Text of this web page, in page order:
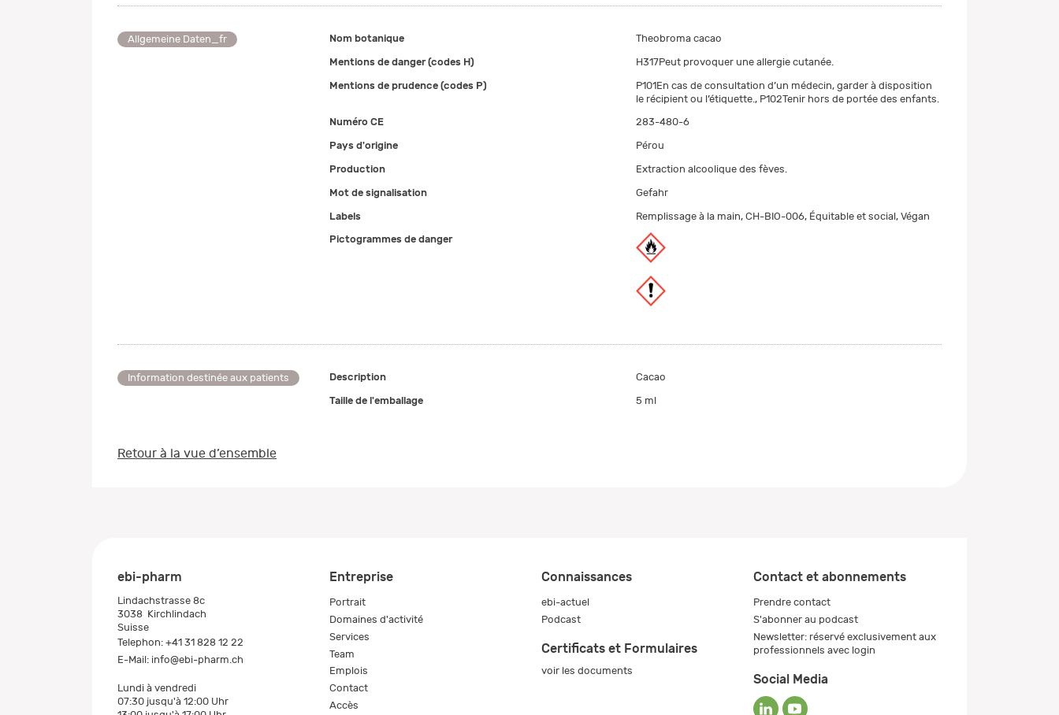
Allgemeine Daten_fr Nom botanique
Theobroma cacao
Mentions de danger (codes H)
H317Peut provoquer une allergie cutanée.
Mentions de prudence (codes P)
P101En cas de consultation d’un médecin, garder à disposition
le récipient ou l’étiquette., P102Tenir hors de portée des enfants.
Numéro CE
283-480-6
Pays d'origine
Pérou
Production
Extraction alcoolique des fèves.
Mot de signalisation
Gefahr
Labels
Remplissage à la main, CH-BIO-006, Équitable et social, Végan
Pictogrammes de danger
Information destinée aux patients Description
Cacao
Taille de l'emballage
5 ml
Retour à la vue d’ensemble
ebi-pharm
Lindachstrasse 8c
3038 Kirchlindach
Suisse
Telephon: +41 31 828 12 22
E-Mail: info@ebi-pharm.ch
Lundi à vendredi
07:30 jusqu'à 12:00 Uhr
Entreprise
Portrait
Domaines d'activité
Services
Team
Emplois
Contact
Accès
Connaissances
ebi-actuel
Podcast
Certificats et Formulaires
voir les documents
Contact et abonnements
Prendre contact
S'abonner au podcast
Newsletter: réservé exclusivement aux
professionnels avec login
Social Media